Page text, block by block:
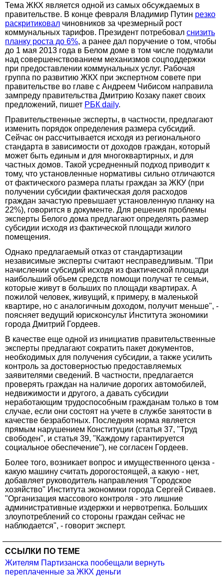
Тема ЖКХ является одной из самых обсуждаемых в
правительстве. В конце февраля Владимир Путин резко
раскритиковал чиновников за чрезмерный рост
коммунальных тарифов. Президент потребовал снизить
планку роста до 6%, а ранее дал поручение о том, чтобы
до 1 мая 2013 года в Белом доме в том числе подумали
над совершенствованием механизмов соцподдержки
при предоставлении коммунальных услуг. Рабочая
группа по развитию ЖКХ при экспертном совете при
правительстве во главе с Андреем Чибисом направила
зампреду правительства Дмитрию Козаку пакет своих
предложений, пишет РБК daily.
Правительственные эксперты, в частности, предлагают
изменить порядок определения размера субсидий.
Сейчас он рассчитывается исходя из регионального
стандарта в зависимости от доходов граждан, который
может быть единым и для многоквартирных, и для
частных домов. Такой усредненный подход приводит к
тому, что установленные нормативы сильно отличаются
от фактического размера платы граждан за ЖКУ (при
получении субсидии фактическая доля расходов
граждан зачастую превышает установленную планку на
22%), говорится в документе. Для решения проблемы
эксперты Белого дома предлагают определять размер
субсидии исходя из фактической площади жилого
помещения.
Однако предлагаемый отказ от стандартизации
независимые эксперты считают несправедливым. "При
начислении субсидий исходя из фактической площади
наибольший объем средств помощи получат те семьи,
которые живут в больших по площади квартирах. А
пожилой человек, живущий, к примеру, в маленькой
квартире, но с аналогичным доходом, получит меньше", -
поясняет ведущий юрисконсульт Института экономики
города Дмитрий Гордеев.
В качестве еще одной из инициатив правительственные
эксперты предлагают сократить пакет документов,
необходимых для получения субсидии, а также усилить
контроль за достоверностью предоставляемых
заявителями сведений. В частности, предлагается
проверять граждан на наличие дорогих автомобилей,
недвижимости и другого, а давать субсидии
неработающим трудоспособным гражданам только в том
случае, если они состоят на учете в службе занятости в
качестве безработных. Последняя норма является
прямым нарушением Конституции (статья 37, "Труд
свободен", и статья 39, "Каждому гарантируется
социальное обеспечение"), не согласен Гордеев.
Более того, возникает вопрос и имущественного ценза -
какую машину считать дорогостоящей, а какую - нет,
добавляет руководитель направления "Городское
хозяйство" Института экономики города Сергей Сиваев.
"Организация массового контроля - это лишние
административные издержки и нервотрепка. Больших
злоупотреблений со стороны граждан сейчас не
наблюдается", - говорит эксперт.
ССЫЛКИ ПО ТЕМЕ
Жителям Партизанска пообещали вернуть
переплаченные за ЖКХ деньги